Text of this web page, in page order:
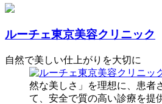
ルーチェ東京美容クリニック
自然で美しい仕上がりを大切に
然な美しさ」を理想に、患者
て、安全で質の高い診療を提